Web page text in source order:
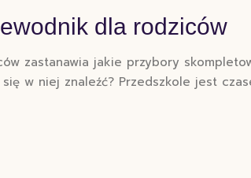
dla rodziców
zastanawia jakie przybory
w niej znaleźć? Przedszkole jest